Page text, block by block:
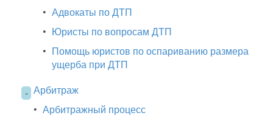
• Адвокаты по ДТП
• Юристы по вопросам ДТП
• Помощь юристов по оспариванию размера
ущерба при ДТП
- Арбитраж
• Арбитражный процесс